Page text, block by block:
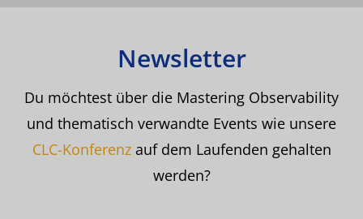
Newsletter
Du möchtest über die Mastering Observability
und thematisch verwandte Events wie unsere
CLC-Konferenzauf dem Laufenden gehalten
werden?